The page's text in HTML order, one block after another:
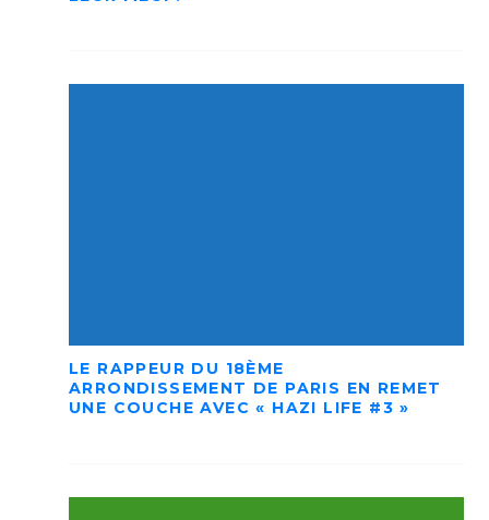
LE RAPPEUR DU 18ÈME
ARRONDISSEMENT DE PARIS EN REMET
UNE COUCHE AVEC « HAZI LIFE #3 »